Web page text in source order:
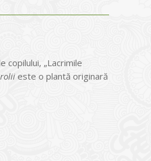
copilului, „Lacrimile
este o plantă originară